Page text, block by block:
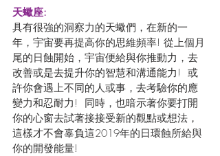
天蠍座:
具有很強的洞察力的天蠍們，在新的一
年，宇宙要再提高你的思維頻率! 從上個月
尾的日蝕開始，宇宙便給與你推動力，去
改善或是去提升你的智慧和溝通能力!  或
許你會遇上不同的人或事，去考驗你的應
變力和忍耐力!  同時，也暗示著你要打開
你的心窗去試著接接受新的觀點或想法，
這樣才不會辜負這2019年的日環蝕所給與
你的開發能量!